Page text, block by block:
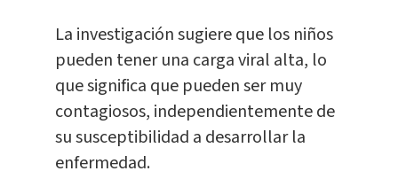
La investigación sugiere que los niños
pueden tener una carga viral alta, lo
que significa que pueden ser muy
contagiosos, independientemente de
su susceptibilidad a desarrollar la
enfermedad.